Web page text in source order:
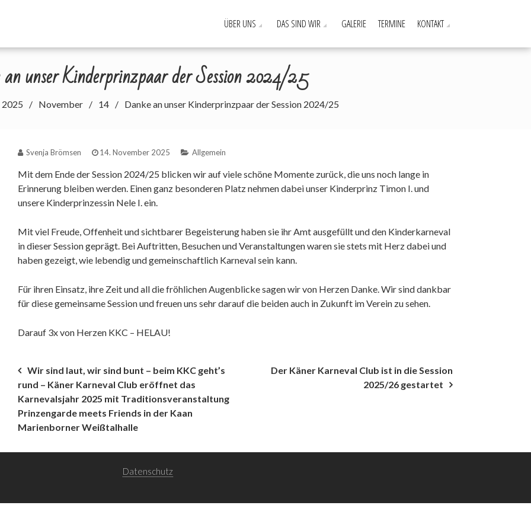
ÜBER UNS DAS SIND WIR GALERIE TERMINE KONTAKT
unser Kinderprinzpaar der Session 2024/25
2025 November 14 Danke an unser Kinderprinzpaar der Session 2024/25
Svenja Brömsen 14. November 2025 Allgemein
Mit dem Ende der Session 2024/25 blicken wir auf viele schöne Momente zurück, die uns noch lange in
Erinnerung bleiben werden. Einen ganz besonderen Platz nehmen dabei unser Kinderprinz Timon I. und
unsere Kinderprinzessin Nele I. ein.
Mit viel Freude, Offenheit und sichtbarer Begeisterung haben sie ihr Amt ausgefüllt und den Kinderkarneval
in dieser Session geprägt. Bei Auftritten, Besuchen und Veranstaltungen waren sie stets mit Herz dabei und
haben gezeigt, wie lebendig und gemeinschaftlich Karneval sein kann.
Für ihren Einsatz, ihre Zeit und all die fröhlichen Augenblicke sagen wir von Herzen Danke. Wir sind dankbar
für diese gemeinsame Session und freuen uns sehr darauf die beiden auch in Zukunft im Verein zu sehen.
Darauf 3x von Herzen KKC – HELAU!
Beitragsnavigation
Wir sind laut, wir sind bunt – beim KKC geht’s
rund – Käner Karneval Club eröffnet das
Karnevalsjahr 2025 mit Traditionsveranstaltung
Prinzengarde meets Friends in der Kaan
Marienborner Weißtalhalle
Der Käner Karneval Club ist in die Session
2025/26 gestartet
Datenschutz